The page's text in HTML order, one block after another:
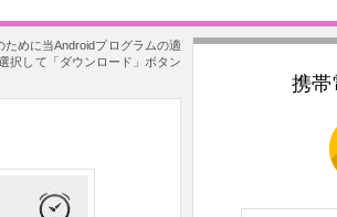
めに当Androidプログラムの適
択して「ダウンロード」ボタン
携帯